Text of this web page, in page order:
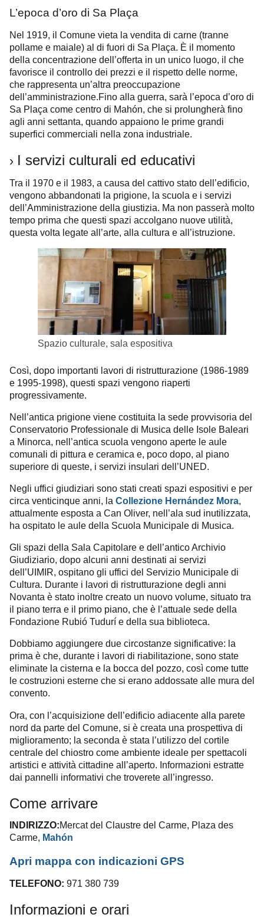
L’epoca d’oro di Sa Plaça
Nel 1919, il Comune vieta la vendita di carne (tranne
pollame e maiale) al di fuori di Sa Plaça. È il momento
della concentrazione dell’offerta in un unico luogo, il che
favorisce il controllo dei prezzi e il rispetto delle norme,
che rappresenta un’altra preoccupazione
dell’amministrazione.Fino alla guerra, sarà l’epoca d’oro di
Sa Plaça come centro di Mahón, che si prolungherà fino
agli anni settanta, quando appaiono le prime grandi
superfici commerciali nella zona industriale.
› I servizi culturali ed educativi
Tra il 1970 e il 1983, a causa del cattivo stato dell’edificio,
vengono abbandonati la prigione, la scuola e i servizi
dell’Amministrazione della giustizia. Ma non passerà molto
tempo prima che questi spazi accolgano nuove utilità,
questa volta legate all’arte, alla cultura e all’istruzione.
Spazio culturale, sala espositiva
Così, dopo importanti lavori di ristrutturazione (1986-1989
e 1995-1998), questi spazi vengono riaperti
progressivamente.
Nell’antica prigione viene costituita la sede provvisoria del
Conservatorio Professionale di Musica delle Isole Baleari
a Minorca, nell’antica scuola vengono aperte le aule
comunali di pittura e ceramica e, poco dopo, al piano
superiore di queste, i servizi insulari dell’UNED.
Negli uffici giudiziari sono stati creati spazi espositivi e per
circa venticinque anni, la Collezione Hernández Mora,
attualmente esposta a Can Oliver, nell’ala sud inutilizzata,
ha ospitato le aule della Scuola Municipale di Musica.
Gli spazi della Sala Capitolare e dell’antico Archivio
Giudiziario, dopo alcuni anni destinati ai servizi
dell’UIMIR, ospitano gli uffici del Servizio Municipale di
Cultura. Durante i lavori di ristrutturazione degli anni
Novanta è stato inoltre creato un nuovo volume, situato tra
il piano terra e il primo piano, che è l’attuale sede della
Fondazione Rubió Tudurí e della sua biblioteca.
Dobbiamo aggiungere due circostanze significative: la
prima è che, durante i lavori di riabilitazione, sono state
eliminate la cisterna e la bocca del pozzo, così come tutte
le costruzioni esterne che si erano addossate alle mura del
convento.
Ora, con l’acquisizione dell’edificio adiacente alla parete
nord da parte del Comune, si è creata una prospettiva di
miglioramento; la seconda è stata l’utilizzo del cortile
centrale del chiostro come ambiente ideale per spettacoli
artistici e attività cittadine all’aperto. Informazioni estratte
dai pannelli informativi che troverete all’ingresso.
Come arrivare
INDIRIZZO:Mercat del Claustre del Carme, Plaza des
Carme, Mahón
Apri mappa con indicazioni GPS
TELEFONO: 971 380 739
Informazioni e orari